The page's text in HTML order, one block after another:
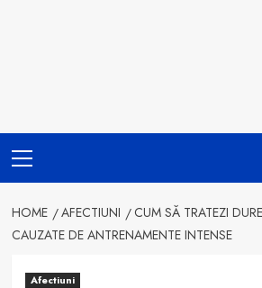
Menu
HOME AFECTIUNI
CUM SĂ TRATEZI
CAUZATE DE ANTRENAMENTE INTENSE
Afectiuni